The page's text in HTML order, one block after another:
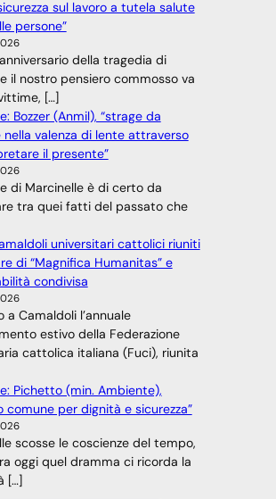
sul lavoro a tutela salute
persone”
della tragedia di
il nostro pensiero commosso va
[…]
Bozzer (Anmil), “strage da
nella valenza di lente attraverso
il presente”
di Marcinelle è di certo da
tra quei fatti del passato che
universitari cattolici riuniti
di “Magnifica Humanitas” e
condivisa
a Camaldoli l’annuale
estivo della Federazione
cattolica italiana (Fuci), riunita
Pichetto (min. Ambiente),
comune per dignità e sicurezza”
scosse le coscienze del tempo,
oggi quel dramma ci ricorda la
[…]